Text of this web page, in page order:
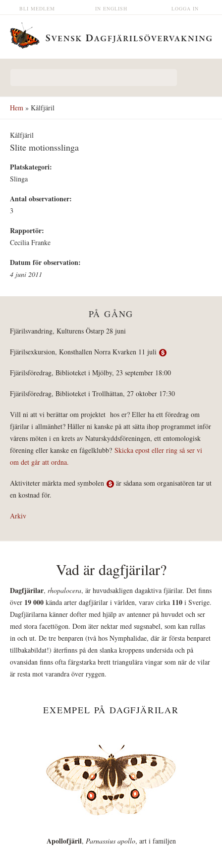
Hoppa till huvudinnehåll LOGGA IN
IN ENGLISH
BLI MEDLEM
Hem » Kålfjäril
Kålfjäril
Slite motionsslinga
Platskategori:
Slinga
Antal observationer:
3
Rapportör:
Cecilia Franke
Datum för observation:
4 juni 2011
PÅ GÅNG
Fjärilsvandring, Kulturens Östarp 28 juni
Fjärilsexkursion, Konsthallen Norra Kvarken 11 juli
Fjärilsföredrag, Biblioteket i Mjölby, 23 september 18:00
Fjärilsföredrag, Biblioteket i Trollhättan, 27 oktober 17:30
Vill ni att vi berättar om projektet hos er? Eller ha ett föredrag om
fjärilar i allmänhet? Håller ni kanske på att sätta ihop programmet inför
vårens möten i en krets av Naturskyddsföreningen, ett entomologisk
förening eller kanske en fågelklubb? Skicka epost eller ring så ser vi
om det går att ordna.
Aktiviteter märkta med symbolen
är sådana som organisatören tar ut
en kostnad för.
Arkiv
Vad är dagfjärilar?
Dagfjärilar, rhopalocera, är huvudsakligen dagaktiva fjärilar. Det finns
över 19 000 kända arter dagfjärilar i världen, varav cirka 110 i Sverige.
Dagfjärilarna känner dofter med hjälp av antenner på huvudet och ser
med stora facettögon. Dom äter nektar med sugsnabel, som kan rullas
in och ut. De tre benparen (två hos Nymphalidae, där är första benparet
tillbakabildat!) återfinns på den slanka kroppens undersida och på
ovansidan finns ofta färgstarka brett triangulära vingar som när de vilar
är resta mot varandra över ryggen.
EXEMPEL PÅ DAGFJÄRILAR
Apollofjäril, Parnassius apollo, art i familjen